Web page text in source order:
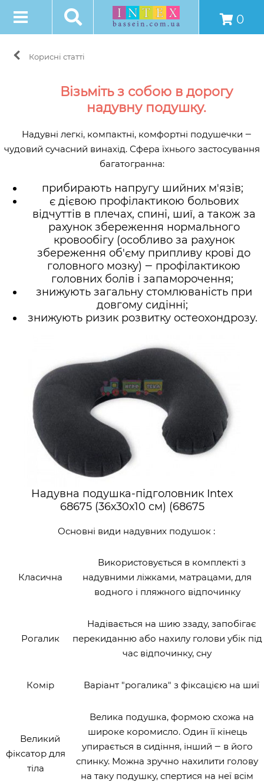
0
Корисні статті
Візьміть з собою в дорогу
надувну подушку.
Надувні легкі, компактні, комфортні подушечки ‒
чудовий сучасний винахід. Сфера їхнього застосування
багатогранна:
прибирають напругу шийних м'язів;
є дієвою профілактикою больових
відчуттів в плечах, спині, шиї, а також за
рахунок збереження нормального
кровообігу (особливо за рахунок
збереження об'єму припливу крові до
головного мозку) ‒ профілактикою
головних болів і запаморочення;
знижують загальну стомлюваність при
довгому сидінні;
знижують ризик розвитку остеохондрозу.
Надувна подушка-підголовник Intex
68675 (36х30х10 см) (68675
Основні види надувних подушок :
Класична
Використовується в комплекті з
надувними ліжками, матрацами, для
водного і пляжного відпочинку
Рогалик
Надівається на шию ззаду, запобігає
перекиданню або нахилу голови убік під
час відпочинку, сну
Комір Варіант "рогалика" з фіксацією на шиї
Великий
фіксатор для
тіла
Велика подушка, формою схожа на
широке коромисло. Один її кінець
упирається в сидіння, інший ‒ в його
спинку. Можна зручно нахилити голову
на таку подушку, спертися на неї всім